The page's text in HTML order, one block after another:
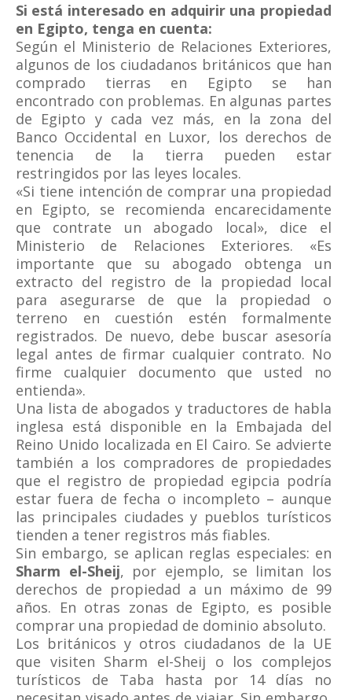
Si está interesado en adquirir una propiedad
en Egipto, tenga en cuenta:
Según el Ministerio de Relaciones Exteriores,
algunos de los ciudadanos británicos que han
comprado tierras en Egipto se han
encontrado con problemas. En algunas partes
de Egipto y cada vez más, en la zona del
Banco Occidental en Luxor, los derechos de
tenencia de la tierra pueden estar
restringidos por las leyes locales.
«Si tiene intención de comprar una propiedad
en Egipto, se recomienda encarecidamente
que contrate un abogado local», dice el
Ministerio de Relaciones Exteriores. «Es
importante que su abogado obtenga un
extracto del registro de la propiedad local
para asegurarse de que la propiedad o
terreno en cuestión estén formalmente
registrados. De nuevo, debe buscar asesoría
legal antes de firmar cualquier contrato. No
firme cualquier documento que usted no
entienda».
Una lista de abogados y traductores de habla
inglesa está disponible en la Embajada del
Reino Unido localizada en El Cairo. Se advierte
también a los compradores de propiedades
que el registro de propiedad egipcia podría
estar fuera de fecha o incompleto – aunque
las principales ciudades y pueblos turísticos
tienden a tener registros más fiables.
Sin embargo, se aplican reglas especiales: en
Sharm el-Sheij, por ejemplo, se limitan los
derechos de propiedad a un máximo de 99
años. En otras zonas de Egipto, es posible
comprar una propiedad de dominio absoluto.
Los británicos y otros ciudadanos de la UE
que visiten Sharm el-Sheij o los complejos
turísticos de Taba hasta por 14 días no